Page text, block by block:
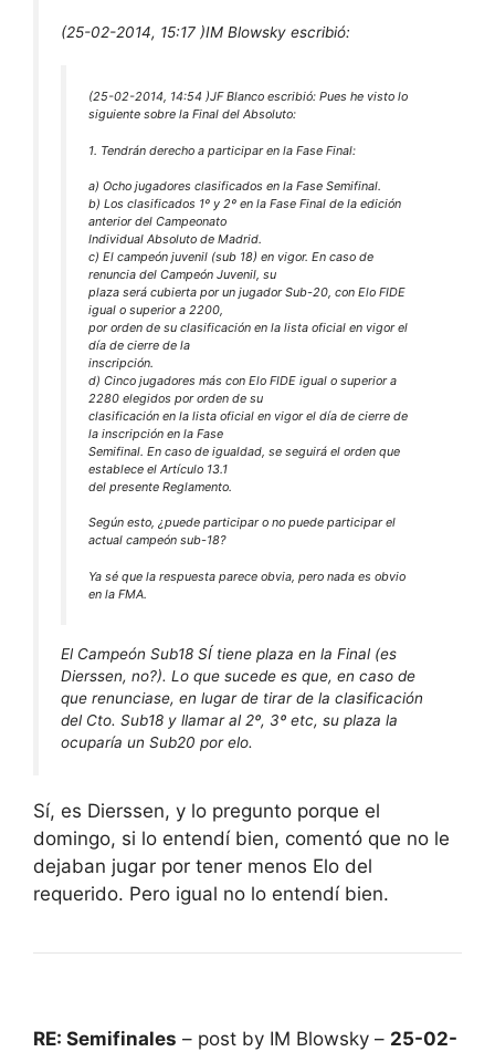
(25-02-2014, 15:17 )IM Blowsky escribió:
(25-02-2014, 14:54 )JF Blanco escribió: Pues he visto lo
siguiente sobre la Final del Absoluto:
1. Tendrán derecho a participar en la Fase Final:
a) Ocho jugadores clasificados en la Fase Semifinal.
b) Los clasificados 1º y 2º en la Fase Final de la edición
anterior del Campeonato
Individual Absoluto de Madrid.
c) El campeón juvenil (sub 18) en vigor. En caso de
renuncia del Campeón Juvenil, su
plaza será cubierta por un jugador Sub-20, con Elo FIDE
igual o superior a 2200,
por orden de su clasificación en la lista oficial en vigor el
día de cierre de la
inscripción.
d) Cinco jugadores más con Elo FIDE igual o superior a
2280 elegidos por orden de su
clasificación en la lista oficial en vigor el día de cierre de
la inscripción en la Fase
Semifinal. En caso de igualdad, se seguirá el orden que
establece el Artículo 13.1
del presente Reglamento.
Según esto, ¿puede participar o no puede participar el
actual campeón sub-18?
Ya sé que la respuesta parece obvia, pero nada es obvio
en la FMA.
El Campeón Sub18 SÍ tiene plaza en la Final (es
Dierssen, no?). Lo que sucede es que, en caso de
que renunciase, en lugar de tirar de la clasificación
del Cto. Sub18 y llamar al 2º, 3º etc, su plaza la
ocuparía un Sub20 por elo.
Sí, es Dierssen, y lo pregunto porque el
domingo, si lo entendí bien, comentó que no le
dejaban jugar por tener menos Elo del
requerido. Pero igual no lo entendí bien.
RE: Semifinales – post by IM Blowsky – 25-02-